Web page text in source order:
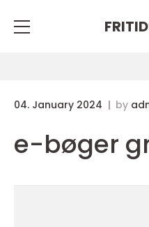
04. January 2024 by
e-bøger